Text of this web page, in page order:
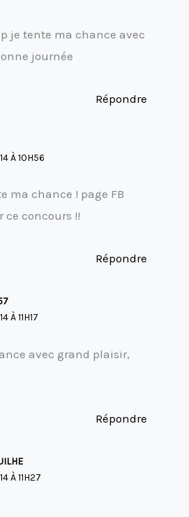
je tente ma chance avec
journée
Répondre
À 10H56
ma chance ! page FB
ce concours !!
Répondre
À 11H17
avec grand plaisir,
Répondre
À 11H27